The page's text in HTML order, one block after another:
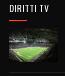
DIRITTI TV